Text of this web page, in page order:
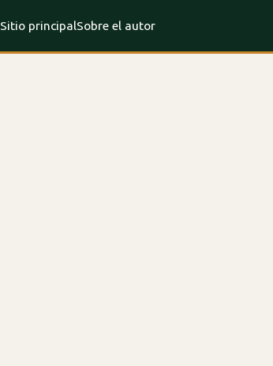
Sitio principalSobre el autor